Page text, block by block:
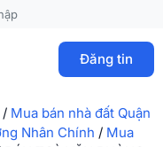
Đăng tin
/ Mua bán nhà đất Quận
Nhân Chính / Mua